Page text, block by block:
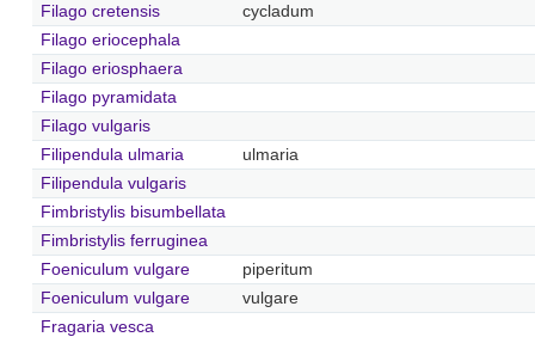
Filago cretensis
cycladum
Filago eriocephala
Filago eriosphaera
Filago pyramidata
Filago vulgaris
Filipendula ulmaria
ulmaria
Filipendula vulgaris
Fimbristylis bisumbellata
Fimbristylis ferruginea
Foeniculum vulgare
piperitum
Foeniculum vulgare
vulgare
Fragaria vesca